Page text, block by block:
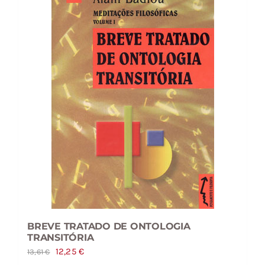
BREVE TRATADO DE ONTOLOGIA
TRANSITÓRIA
13,61€
O
12,25€O